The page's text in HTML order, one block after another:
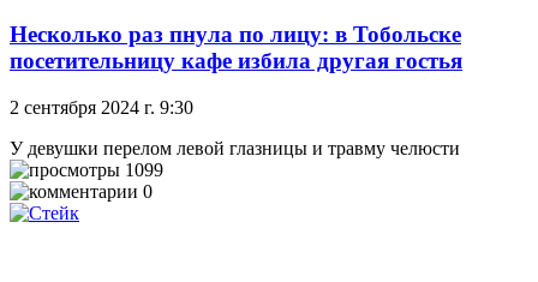
Несколько раз пнула по лицу: в Тобольске
посетительницу кафе избила другая гостья
2 сентября 2024 г. 9:30
У девушки перелом левой глазницы и травму челюсти
1099
0